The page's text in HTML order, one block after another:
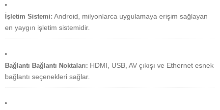
İşletim Sistemi: Android, milyonlarca uygulamaya erişim sağlayan
en yaygın işletim sistemidir.
Bağlantı Bağlantı Noktaları: HDMI, USB, AV çıkışı ve Ethernet esnek
bağlantı seçenekleri sağlar.